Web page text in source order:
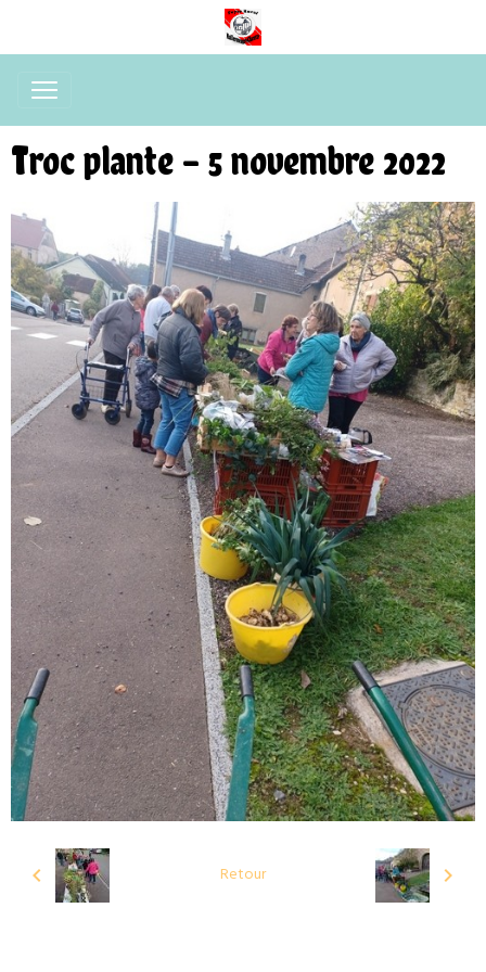
Troc plante - 5 novembre 2022
Retour